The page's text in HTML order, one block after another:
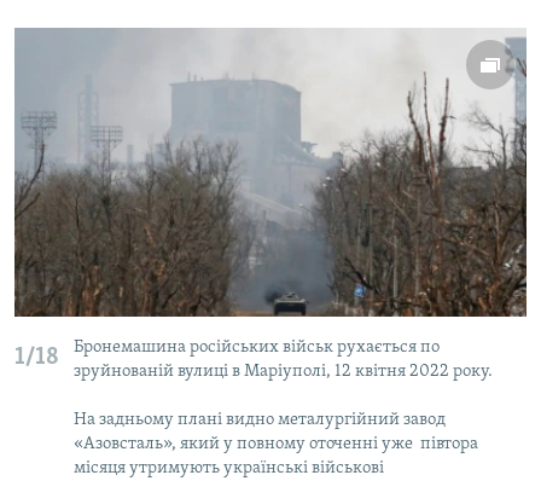
1/18
Бронемашина російських військ рухається по
зруйнованій вулиці в Маріуполі, 12 квітня 2022 року.
На задньому плані видно металургійний завод
«Азовсталь», який у повному оточенні уже півтора
місяця утримують українські військові